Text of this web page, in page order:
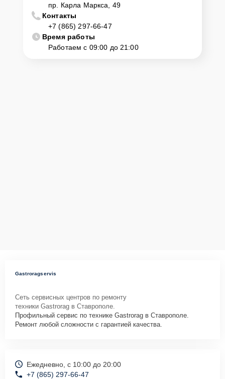
пр. Карла Маркса, 49
Контакты
+7 (865) 297-66-47
Время работы
Работаем с 09:00 до 21:00
Gastroragservis
Сеть сервисных центров по ремонту
техники Gastrorag в Ставрополе.
Профильный сервис по технике Gastrorag в Ставрополе.
Ремонт любой сложности с гарантией качества.
Ежедневно, с 10:00 до 20:00
+7 (865) 297-66-47